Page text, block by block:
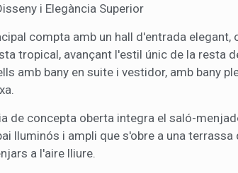
i Elegància Superior
compta amb un hall d'entrada
tropical, avançant l'estil únic de la resta
amb bany en suite i vestidor, amb bany
de concepta oberta integra el saló-
lluminós i ampli que s'obre a una
a l'aire lliure.
navegació al
l'usuari.